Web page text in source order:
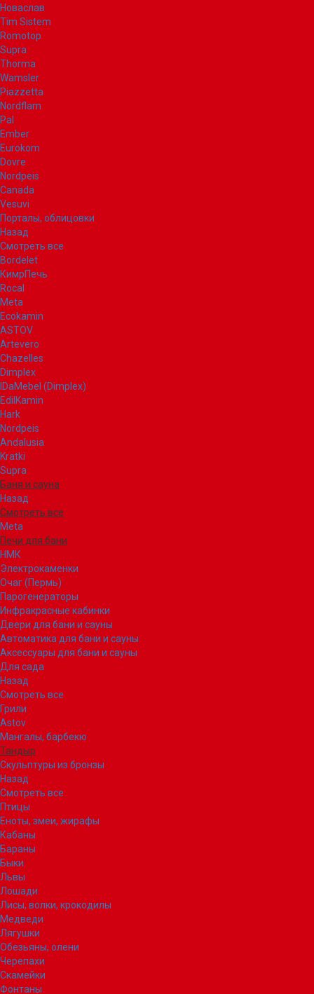
Новаслав
Tim Sistem
Romotop
Supra
Thorma
Wamsler
Piazzetta
Nordflam
Pal
Ember
Eurokom
Dovre
Nordpeis
Canada
Vesuvi
Порталы, облицовки
Назад
Смотреть все
Bordelet
КимрПечь
Rocal
Meta
Ecokamin
ASTOV
Artevero
Chazelles
Dimplex
IDaMebel (Dimplex)
EdilKamin
Hark
Nordpeis
Andalusia
Kratki
Supra
Баня и сауна
Назад
Смотреть все
Meta
Печи для бани
НМК
Электрокаменки
Очаг (Пермь)
Парогенераторы
Инфракрасные кабинки
Двери для бани и сауны
Автоматика для бани и сауны
Аксессуары для бани и сауны
Для сада
Назад
Смотреть все
Грили
Astov
Мангалы, барбекю
Тандыр
Скульптуры из бронзы
Назад
Смотреть все
Птицы
Еноты, змеи, жирафы
Кабаны
Бараны
Быки
Львы
Лошади
Лисы, волки, крокодилы
Медведи
Лягушки
Обезьяны, олени
Черепахи
Скамейки
Фонтаны